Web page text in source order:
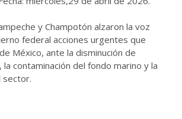
y Champotón alzaron la voz
federal acciones urgentes que
México, ante la disminución de
contaminación del fondo marino y la
sector.